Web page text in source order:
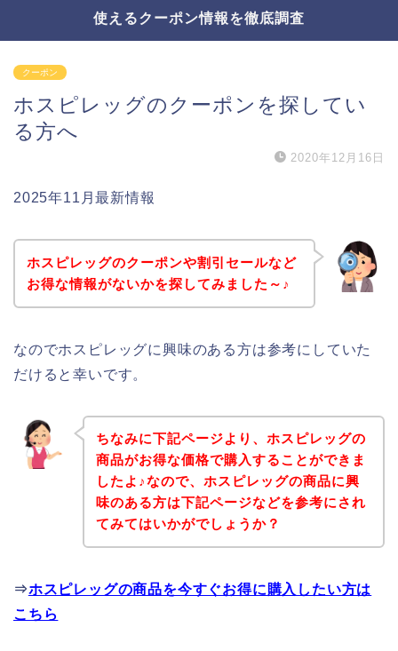
使えるクーポン情報を徹底調査
クーポン
ホスピレッグのクーポンを探してい
る方へ
2020年12月16日
2025年11月最新情報
ホスピレッグのクーポンや割引セールなど
お得な情報がないかを探してみました～♪
なのでホスピレッグに興味のある方は参考にしていた
だけると幸いです。
ちなみに下記ページより、ホスピレッグの
商品がお得な価格で購入することができま
したよ♪なので、ホスピレッグの商品に興
味のある方は下記ページなどを参考にされ
てみてはいかがでしょうか？
⇒ホスピレッグの商品を今すぐお得に購入したい方は
こちら